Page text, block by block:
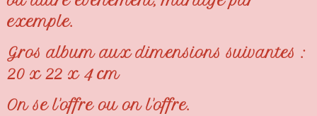
exemple.
Gros album aux dimensions suivantes :
20 x 22 x 4 cm
On se l'offre ou on l'offre.